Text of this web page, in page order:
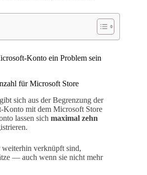
ein Problem sein
für Microsoft Store
sich aus der Begrenzung der
Konto mit dem Microsoft Store
lassen sich maximal zehn
weiterhin verknüpft sind,
— auch wenn sie nicht mehr